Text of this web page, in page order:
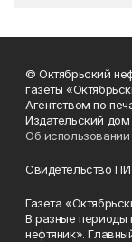
© Октябрьский
газеты
Агентством по
Издательский
Об
Свидетельство
Газета
В разные периоды
нефтяник».